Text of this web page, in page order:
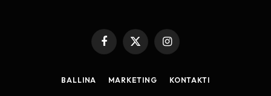
Facebook
X
Instagram
BALLINA MARKETING KONTAKTI